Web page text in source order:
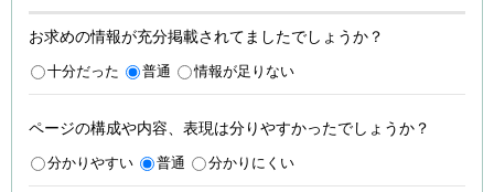
お求めの情報が充分掲載されてましたでしょうか？
十分だった 普通 情報が足りない
ページの構成や内容、表現は分りやすかったでしょうか？
分かりやすい 普通 分かりにくい